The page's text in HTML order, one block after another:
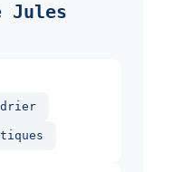
Jules